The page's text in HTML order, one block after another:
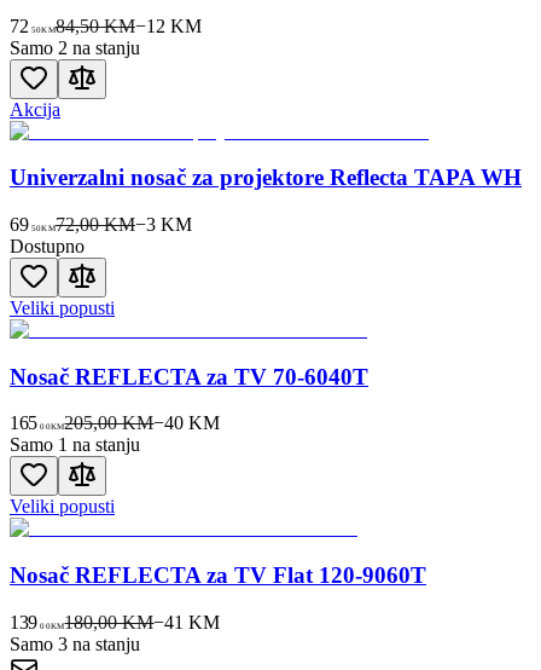
72 50KM84,50 KM−12 KM
Samo 2 na stanju
Akcija
Univerzalni nosač za projektore Reflecta TAPA WH
69 50KM72,00 KM−3KM
Dostupno
Veliki popusti
Nosač REFLECTA za TV 70-6040T
165 00KM205,00 KM−40 KM
Samo 1 na stanju
Veliki popusti
Nosač REFLECTA za TV Flat 120-9060T
139 00KM180,00 KM−41 KM
Samo 3 na stanju